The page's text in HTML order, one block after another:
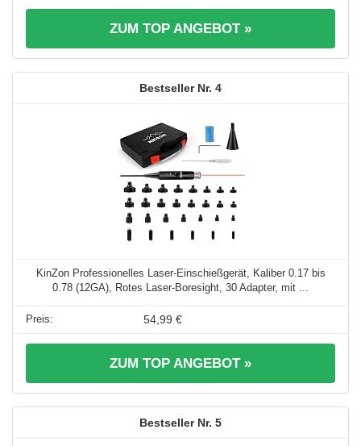
ZUM TOP ANGEBOT »
4
KinZon Professionelles Laser-Einschießgerät, Kaliber 0.17 bis
0.78 (12GA), Rotes Laser-Boresight, 30 Adapter, mit ...
54,99 €
ZUM TOP ANGEBOT »
5